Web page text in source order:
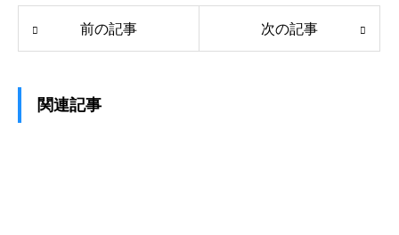
前の記事 次の記事
関連記事